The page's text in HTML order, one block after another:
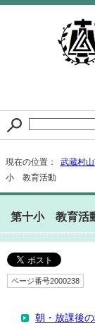
現在の位置： 武蔵村
小 教育活動
第十小 教育活
ページ番号2000238
朝・放課後